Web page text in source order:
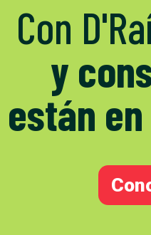
Con
y
están